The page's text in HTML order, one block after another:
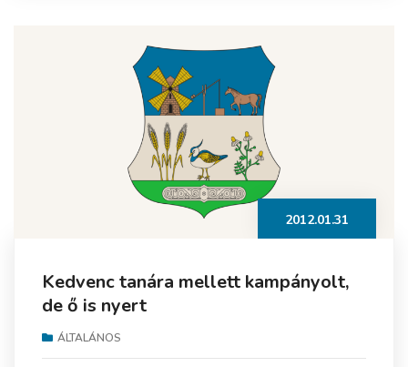
2012.01.31
Kedvenc tanára mellett kampányolt,
de ő is nyert
ÁLTALÁNOS